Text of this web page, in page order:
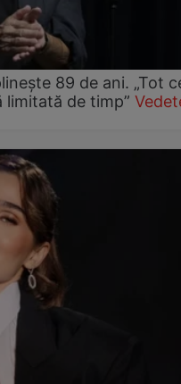
89 de ani. „Tot
limitată de timp”